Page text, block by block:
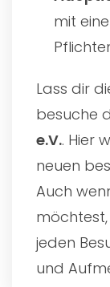
mit
Lass dir
besuche
e.V.. Hier
neuen
Auch
jeden
und